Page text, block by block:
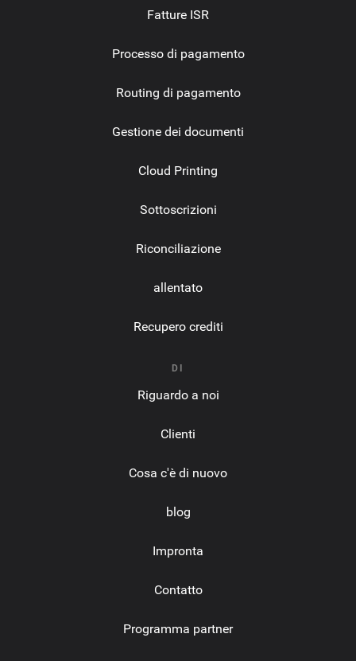
Fatture ISR
Processo di pagamento
Routing di pagamento
Gestione dei documenti
Cloud Printing
Sottoscrizioni
Riconciliazione
allentato
Recupero crediti
DI
Riguardo a noi
Clienti
Cosa c'è di nuovo
blog
Impronta
Contatto
Programma partner